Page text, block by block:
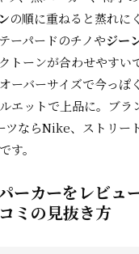
の順に重ねると蒸れに
ーパードのチノやジー
トーンが合わせやすい
ーバーサイズで今っぽ
エットで上品に。ブラ
ツならNike、ストリー
す。
ーカーをレビュ
ミの見抜き方